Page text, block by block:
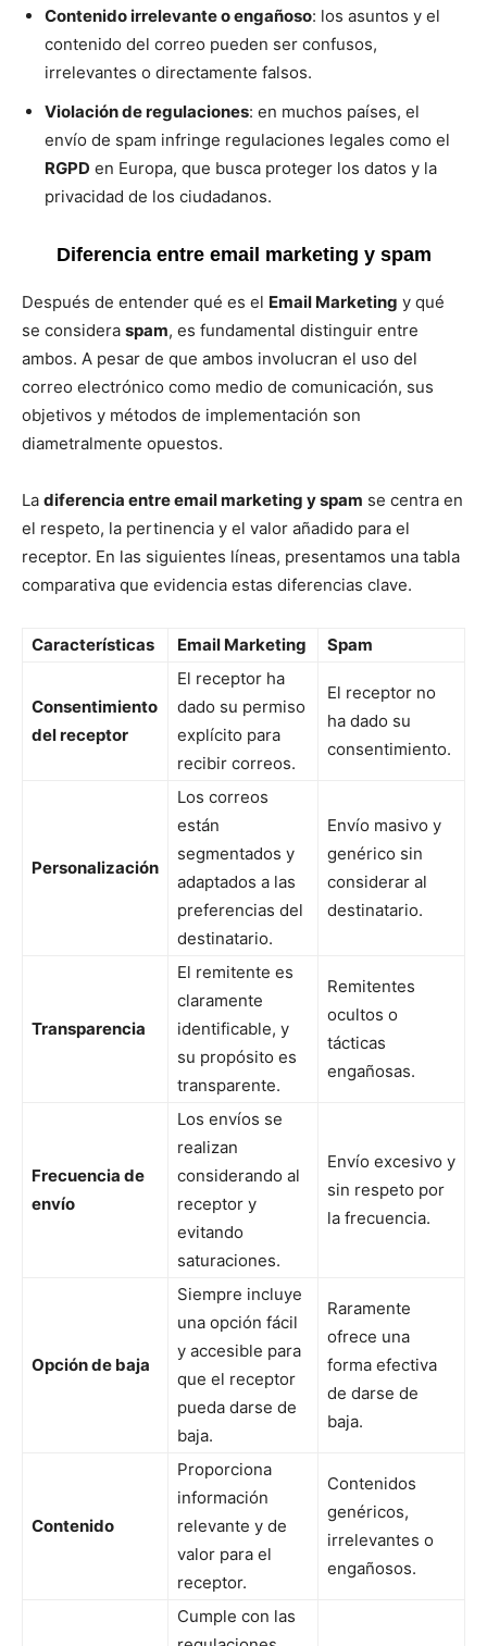
Contenido irrelevante o engañoso: los asuntos y el
contenido del correo pueden ser confusos,
irrelevantes o directamente falsos.
Violación de regulaciones: en muchos países, el
envío de spam infringe regulaciones legales como el
RGPD en Europa, que busca proteger los datos y la
privacidad de los ciudadanos.
Diferencia entre email marketing y spam
Después de entender qué es el Email Marketing y qué
se considera spam, es fundamental distinguir entre
ambos. A pesar de que ambos involucran el uso del
correo electrónico como medio de comunicación, sus
objetivos y métodos de implementación son
diametralmente opuestos.
La diferencia entre email marketing y spam se centra en
el respeto, la pertinencia y el valor añadido para el
receptor. En las siguientes líneas, presentamos una tabla
comparativa que evidencia estas diferencias clave.
Características Email Marketing Spam
Consentimiento
del receptor
El receptor ha
dado su permiso
explícito para
recibir correos.
El receptor no
ha dado su
consentimiento.
Personalización
Los correos
están
segmentados y
adaptados a las
preferencias del
destinatario.
Envío masivo y
genérico sin
considerar al
destinatario.
Transparencia
El remitente es
claramente
identificable, y
su propósito es
transparente.
Remitentes
ocultos o
tácticas
engañosas.
Frecuencia de
envío
Los envíos se
realizan
considerando al
receptor y
evitando
saturaciones.
Envío excesivo y
sin respeto por
la frecuencia.
Opción de baja
Siempre incluye
una opción fácil
y accesible para
que el receptor
pueda darse de
baja.
Raramente
ofrece una
forma efectiva
de darse de
baja.
Contenido
Proporciona
información
relevante y de
valor para el
receptor.
Contenidos
genéricos,
irrelevantes o
engañosos.
Cumple con las